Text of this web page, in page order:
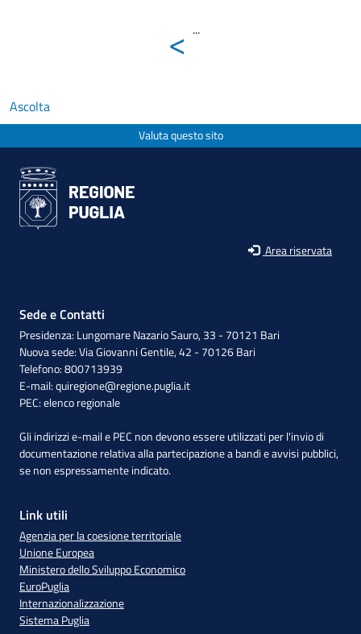
< ...
Ascolta
Valuta questo sito
Area riservata
Sede e Contatti
Presidenza: Lungomare Nazario Sauro, 33 - 70121 Bari
Nuova sede: Via Giovanni Gentile, 42 - 70126 Bari
Telefono: 800713939
E-mail:quiregione@regione.puglia.it
PEC:elenco regionale
Gli indirizzi e-mail e PEC non devono essere utilizzati per l'invio di
documentazione relativa alla partecipazione a bandi e avvisi pubblici,
se non espressamente indicato.
Link utili
Agenzia per la coesione territoriale
Unione Europea
Ministero dello Sviluppo Economico
EuroPuglia
Internazionalizzazione
Sistema Puglia